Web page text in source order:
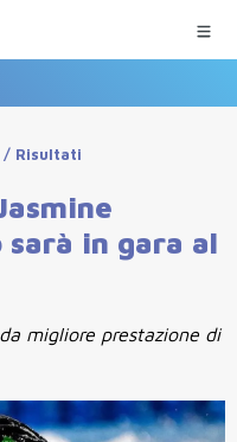
/ Risultati
in gara al
migliore prestazione di